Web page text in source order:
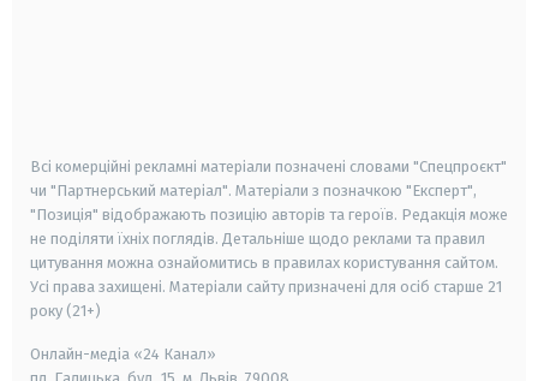
Всі комерційні рекламні матеріали позначені словами "Спецпроєкт"
чи "Партнерський матеріал". Матеріали з позначкою "Експерт",
"Позиція" відображають позицію авторів та героїв. Редакція може
не поділяти їхніх поглядів. Детальніше щодо реклами та правил
цитування можна ознайомитись в правилах користування сайтом.
Усі права захищені. Матеріали сайту призначені для осіб старше 21
року (21+)
Онлайн-медіа «24 Канал»